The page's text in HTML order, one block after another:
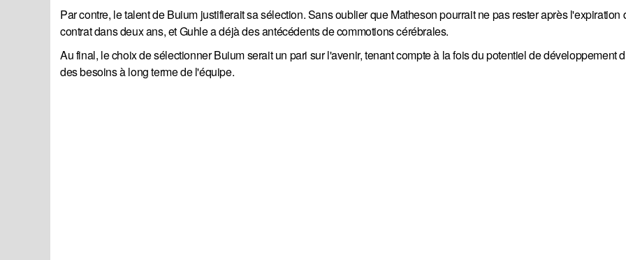
Par contre, le talent de Buium justifierait sa sélection. Sans oublier que Matheson pourrait ne pas rester après l'expiration
contrat dans deux ans, et Guhle a déjà des antécédents de commotions cérébrales.
Au final, le choix de sélectionner Buium serait un pari sur l'avenir, tenant compte à la fois du potentiel de développement
des besoins à long terme de l'équipe.